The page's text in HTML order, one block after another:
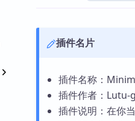
插件名片
插件名称：
插件作者：Lutu-
插件说明：在你